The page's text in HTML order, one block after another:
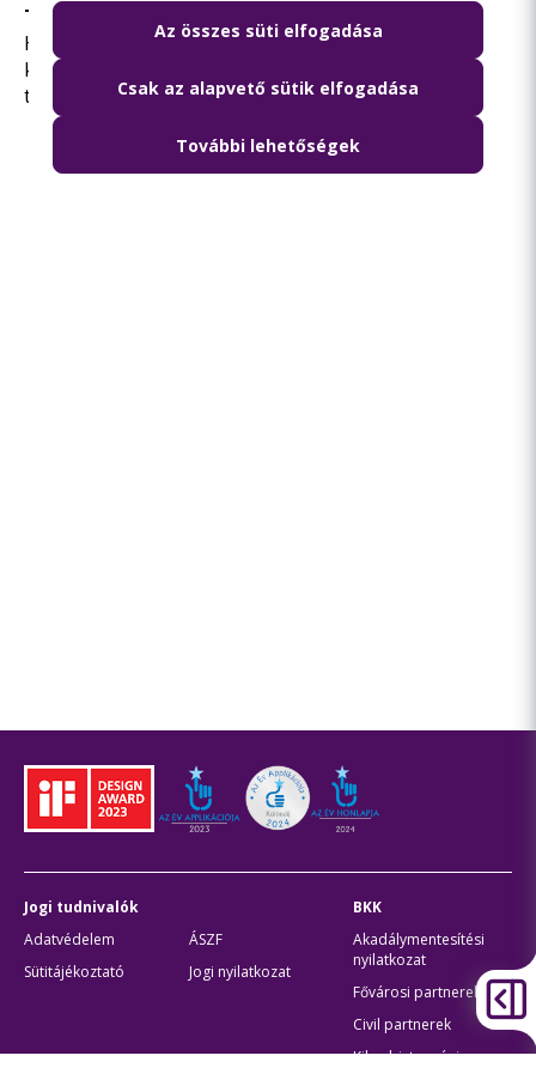
Telefonszám:
Ha a BKK panaszkezelési eljárását nem tartod
kielégítőnek, kérjük olvasd el a
tájékoztatót.
Jogi tudnivalók
Adatvédelem
ÁSZF
Sütitájékoztató
Jogi nyilatkozat
BKK
Akadálymentesítési
nyilatkozat
Fővárosi partnerek
Civil partnerek
Kiberbiztonsági
Az összes süti elfogadása
Csak az alapvető sütik elfogadása
További lehetőségek